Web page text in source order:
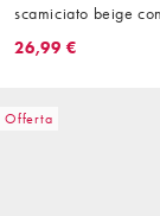
scamiciato beige
26,99 €
Offerta